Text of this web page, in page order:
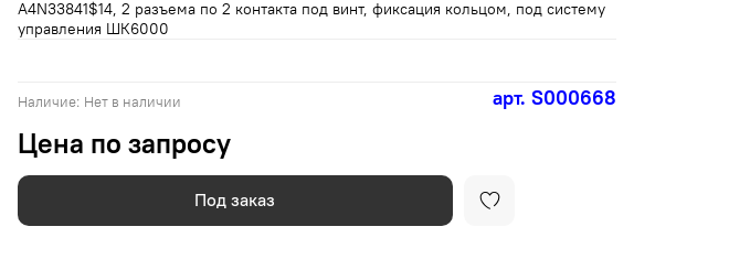
арт. S000668
Наличие: Нет в наличии
Цена по запросу
Под заказ
A4N33841$14, 2 разъема по 2 контакта под винт, фиксация кольцом, под систему
управления ШК6000